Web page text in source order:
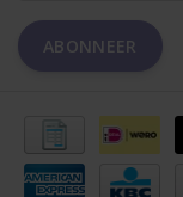
ABONNEER